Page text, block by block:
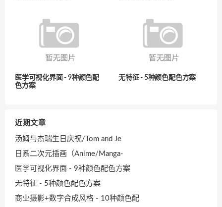
医学可视化界面 - 9种颜色配
色方案
无特征 - 5种颜色配色方案
近期文章
汤姆与杰瑞生日庆祝/Tom and Je
日系二次元插画（Anime/Manga-
医学可视化界面 - 9种颜色配色方案
无特征 - 5种颜色配色方案
商业摄影+数字合成风格 - 10种颜色配